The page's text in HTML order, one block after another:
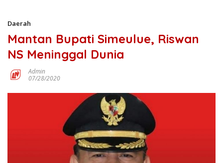
Daerah
Mantan Bupati Simeulue, Riswan
NS Meninggal Dunia
Admin
07/28/2020